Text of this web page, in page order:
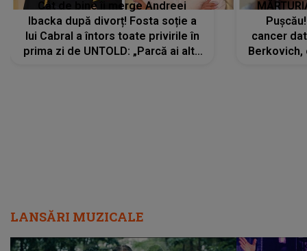
Cât de bine îi merge Andreei
Ibacka după divorț! Fosta soție a
lui Cabral a întors toate privirile în
prima zi de UNTOLD: „Parcă ai altă
cancer
LANSĂRI MUZICALE